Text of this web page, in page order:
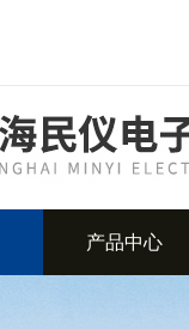
产品中心